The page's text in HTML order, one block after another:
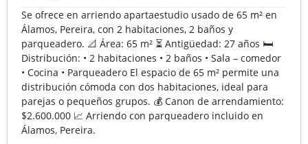
Se ofrece en arriendo apartaestudio usado de 65 m² en
Álamos, Pereira, con 2 habitaciones, 2 baños y
parqueadero. 📐 Área: 65 m² ⏳ Antigüedad: 27 años 🛏️
Distribución: • 2 habitaciones • 2 baños • Sala – comedor
• Cocina • Parqueadero El espacio de 65 m² permite una
distribución cómoda con dos habitaciones, ideal para
parejas o pequeños grupos. 💰 Canon de arrendamiento:
$2.600.000 📈 Arriendo con parqueadero incluido en
Álamos, Pereira.